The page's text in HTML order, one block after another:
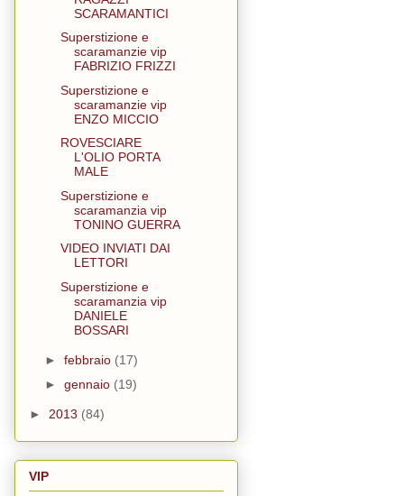
SCARAMANTICI
Superstizione e
scaramanzie vip
FABRIZIO FRIZZI
Superstizione e
scaramanzie vip
ENZO MICCIO
ROVESCIARE
L'OLIO PORTA
MALE
Superstizione e
scaramanzia vip
TONINO GUERRA
VIDEO INVIATI DAI
LETTORI
Superstizione e
scaramanzia vip
DANIELE
BOSSARI
► febbraio (17)
► gennaio (19)
► 2013 (84)
VIP